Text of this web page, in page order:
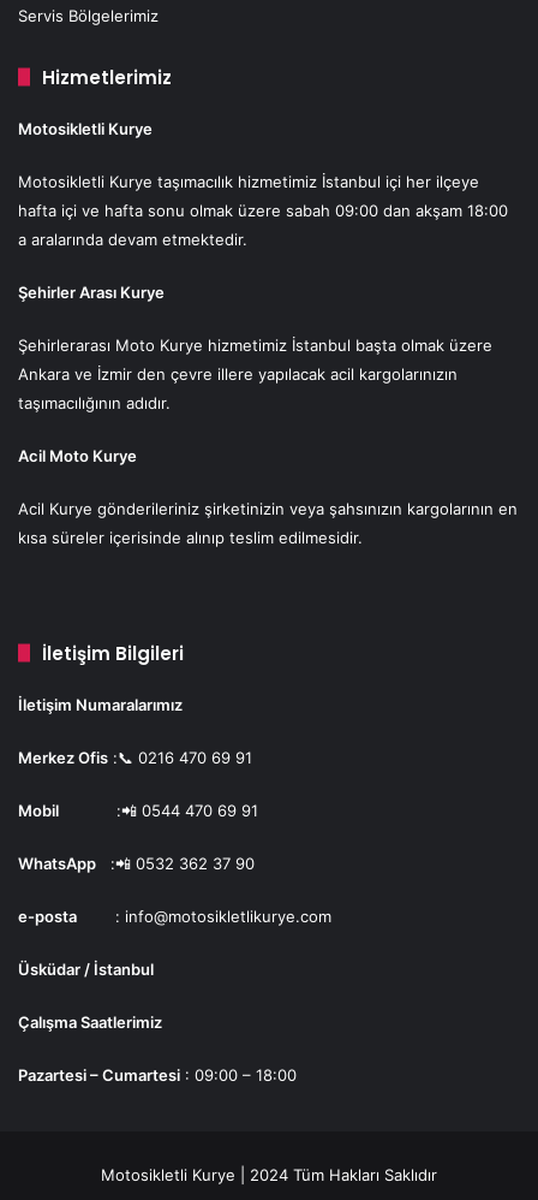
Servis Bölgelerimiz
Hizmetlerimiz
Motosikletli Kurye
Motosikletli Kurye taşımacılık hizmetimiz İstanbul içi her ilçeye
hafta içi ve hafta sonu olmak üzere sabah 09:00 dan akşam 18:00
a aralarında devam etmektedir.
Şehirler Arası Kurye
Şehirlerarası Moto Kurye hizmetimiz İstanbul başta olmak üzere
Ankara ve İzmir den çevre illere yapılacak acil kargolarınızın
taşımacılığının adıdır.
Acil Moto Kurye
Acil Kurye gönderileriniz şirketinizin veya şahsınızın kargolarının en
kısa süreler içerisinde alınıp teslim edilmesidir.
İletişim Bilgileri
İletişim Numaralarımız
Merkez Ofis :📞 0216 470 69 91
Mobil :📲 0544 470 69 91
WhatsApp :📲 0532 362 37 90
e-posta : info@motosikletlikurye.com
Üsküdar / İstanbul
Çalışma Saatlerimiz
Pazartesi – Cumartesi : 09:00 – 18:00
Motosikletli Kurye | 2024 Tüm Hakları Saklıdır